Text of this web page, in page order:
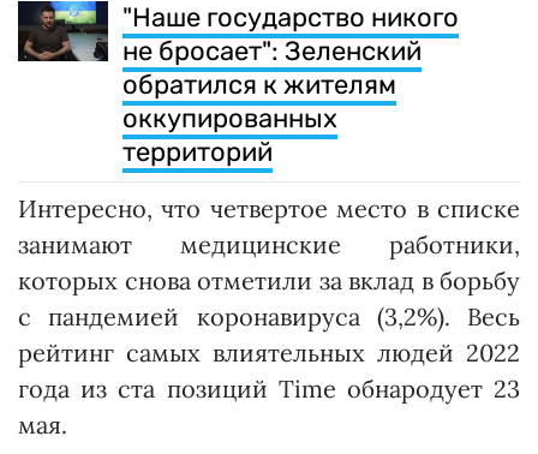
"Наше государство никого
не бросает": Зеленский
обратился к жителям
оккупированных
территорий
Интересно, что четвертое место в списке
занимают медицинские работники,
которых снова отметили за вклад в борьбу
с пандемией коронавируса (3,2%). Весь
рейтинг самых влиятельных людей 2022
года из ста позиций Time обнародует 23
мая.